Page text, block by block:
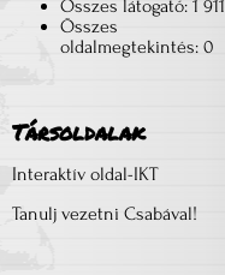
Összes látogató: 1 911
Összes
oldalmegtekintés: 0
Társoldalak
Interaktív oldal-IKT
Tanulj vezetni Csabával!